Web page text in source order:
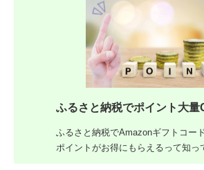
ふるさと納税でポイント大量
ふるさと納税でAmazonギフトコー
ポイントがお得にもらえるって知っ